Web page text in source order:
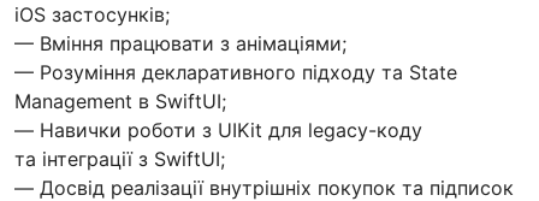
iOS застосунків;
— Вміння працювати з анімаціями;
— Розуміння декларативного підходу та State
Management в SwiftUI;
— Навички роботи з UIKit для legacy-коду
та інтеграції з SwiftUI;
— Досвід реалізації внутрішніх покупок та підписок